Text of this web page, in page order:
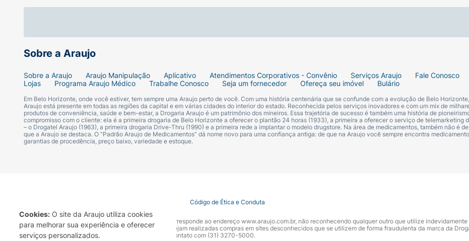
Cookies: O site da Araujo utiliza cookies
para melhorar sua experiência e oferecer
serviços personalizados.
Não testado em animais.
Para crianças menores de 6 meses, consultar um médico. Este produto não oferece nenhuma proteção
Este produto foi formulado de maneira a minimizar o possível surgimento de alergias.
Sobre a Araujo
Sobre a Araujo Araujo Manipulação Aplicativo Atendimentos Corporativos - Convênio Serviços Araujo
Fale Conosco
Lojas
Programa Araujo Médico Trabalhe Conosco Seja um fornecedor Ofereça seu imóvel Bulário
Em Belo Horizonte, onde você estiver, tem sempre uma Araujo perto de você. Com uma história centenária que se confunde com a evolução de Belo
Araujo está presente em todas as regiões da capital e em várias cidades do interior do estado. Reconhecida pelos serviços inovadores e com um mix de
produtos de conveniência, saúde e bem-estar, a Drogaria Araujo é um patrimônio dos mineiros. Essa trajetória de sucesso é também uma história de
compromisso com o cliente: ela é a primeira drogaria de Belo Horizonte a oferecer o plantão 24 horas (1933), a primeira a oferecer o serviço de telemarketing
– o Drogatel Araujo (1963), a primeira drogaria Drive-Thru (1990) e a primeira rede a implantar o modelo drugstore. Na área de medicamentos, também não é
que a Araujo se destaca. O “Padrão Araujo de Medicamentos” dá nome novo para uma confiança antiga: de que na Araujo você sempre encontra
garantias de procedência, preço baixo, variedade e estoque.
Código de Ética e Conduta
A Drogaria Araujo S/A informa que o seu site oficial corresponde ao endereço www.araujo.com.br, não reconhecendo qualquer outro que utilize indevidamente
marca. Para sua segurança recomendamos que não sejam realizadas compras em sites desconhecidos que se utilizem de forma fraudulenta da marca da
Araujo S.A. Em caso de dúvidas, gentileza entrar em contato com (31) 3270-5000.